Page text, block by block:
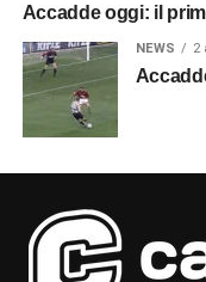
Accadde oggi: il
NEWS 2